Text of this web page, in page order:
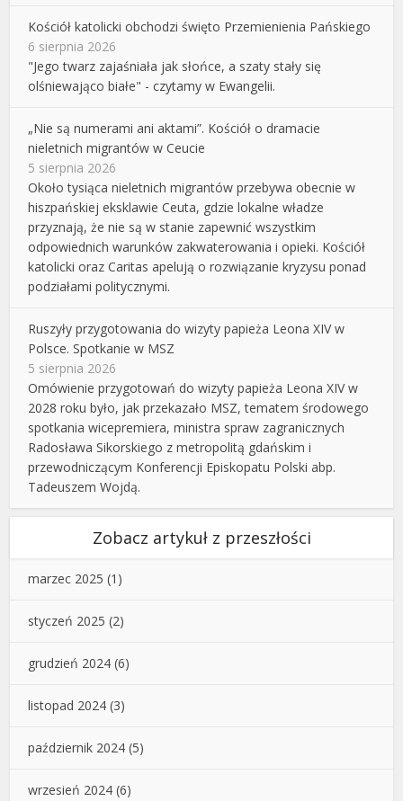
Kościół katolicki obchodzi święto Przemienienia Pańskiego
6 sierpnia 2026
"Jego twarz zajaśniała jak słońce, a szaty stały się
olśniewająco białe" - czytamy w Ewangelii.
„Nie są numerami ani aktami”. Kościół o dramacie
nieletnich migrantów w Ceucie
5 sierpnia 2026
Około tysiąca nieletnich migrantów przebywa obecnie w
hiszpańskiej eksklawie Ceuta, gdzie lokalne władze
przyznają, że nie są w stanie zapewnić wszystkim
odpowiednich warunków zakwaterowania i opieki. Kościół
katolicki oraz Caritas apelują o rozwiązanie kryzysu ponad
podziałami politycznymi.
Ruszyły przygotowania do wizyty papieża Leona XIV w
Polsce. Spotkanie w MSZ
5 sierpnia 2026
Omówienie przygotowań do wizyty papieża Leona XIV w
2028 roku było, jak przekazało MSZ, tematem środowego
spotkania wicepremiera, ministra spraw zagranicznych
Radosława Sikorskiego z metropolitą gdańskim i
przewodniczącym Konferencji Episkopatu Polski abp.
Tadeuszem Wojdą.
Zobacz artykuł z przeszłości
marzec 2025 (1)
styczeń 2025 (2)
grudzień 2024 (6)
listopad 2024 (3)
październik 2024 (5)
wrzesień 2024 (6)